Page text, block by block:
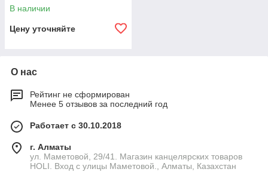
В наличии
Цену уточняйте
О нас
Рейтинг не сформирован
Менее 5 отзывов за последний год
Работает с 30.10.2018
г. Алматы
ул. Маметовой, 29/41. Магазин канцелярских товаров
HOLI. Вход с улицы Маметовой., Алматы, Казахстан